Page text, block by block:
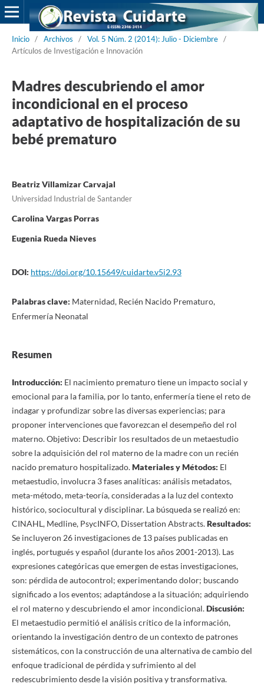
Inicio / Archivos / Vol. 5 Núm. 2 (2014): Julio - Diciembre /
Artículos de Investigación e Innovación
Madres descubriendo el amor
incondicional en el proceso
adaptativo de hospitalización de su
bebé prematuro
Beatriz Villamizar Carvajal
Universidad Industrial de Santander
Carolina Vargas Porras
Eugenia Rueda Nieves
DOI: https://doi.org/10.15649/cuidarte.v5i2.93
Palabras clave: Maternidad, Recién Nacido Prematuro,
Enfermería Neonatal
Resumen
Introducción: El nacimiento prematuro tiene un impacto social y
emocional para la familia, por lo tanto, enfermería tiene el reto de
indagar y profundizar sobre las diversas experiencias; para
proponer intervenciones que favorezcan el desempeño del rol
materno. Objetivo: Describir los resultados de un metaestudio
sobre la adquisición del rol materno de la madre con un recién
nacido prematuro hospitalizado.Materiales y Métodos: El
metaestudio, involucra 3 fases analíticas: análisis metadatos,
meta-método, meta-teoría, consideradas a la luz del contexto
histórico, sociocultural y disciplinar. La búsqueda se realizó en:
CINAHL, Medline, PsycINFO, Dissertation Abstracts.Resultados:
Se incluyeron 26 investigaciones de 13 países publicadas en
inglés, portugués y español (durante los años 2001-2013). Las
expresiones categóricas que emergen de estas investigaciones,
son: pérdida de autocontrol; experimentando dolor; buscando
significado a los eventos; adaptándose a la situación; adquiriendo
el rol materno y descubriendo el amor incondicional.Discusión:
El metaestudio permitió el análisis crítico de la información,
orientando la investigación dentro de un contexto de patrones
sistemáticos, con la construcción de una alternativa de cambio del
enfoque tradicional de pérdida y sufrimiento al del
redescubrimiento desde la visión positiva y transformativa.